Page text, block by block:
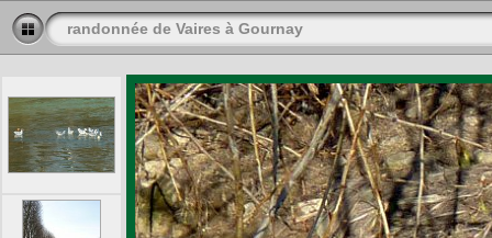
randonnée de Vaires à Gournay